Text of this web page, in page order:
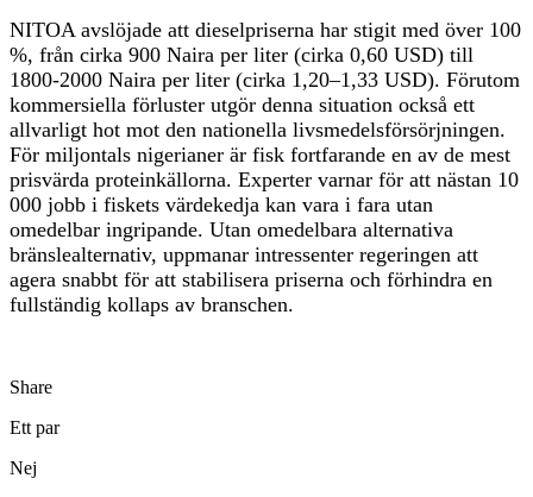
NITOA avslöjade att dieselpriserna har stigit med över 100
%, från cirka 900 Naira per liter (cirka 0,60 USD) till
1800-2000 Naira per liter (cirka 1,20–1,33 USD). Förutom
kommersiella förluster utgör denna situation också ett
allvarligt hot mot den nationella livsmedelsförsörjningen.
För miljontals nigerianer är fisk fortfarande en av de mest
prisvärda proteinkällorna. Experter varnar för att nästan 10
000 jobb i fiskets värdekedja kan vara i fara utan
omedelbar ingripande. Utan omedelbara alternativa
bränslealternativ, uppmanar intressenter regeringen att
agera snabbt för att stabilisera priserna och förhindra en
fullständig kollaps av branschen.
Share
Ett par
Nej